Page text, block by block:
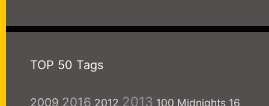
TOP 50 Tags
2009 2016 2012 2013 100 Midnights 16